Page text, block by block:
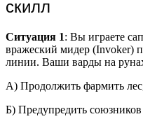
скилл
Ситуация 1: Вы играете
вражеский мидер (Invoker)
линии. Ваши варды на
А) Продолжить фармить
Б) Предупредить